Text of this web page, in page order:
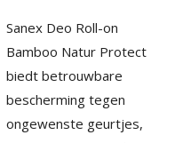
Sanex Deo Roll-on
Bamboo Natur Protect
biedt betrouwbare
bescherming tegen
ongewenste geurtjes,